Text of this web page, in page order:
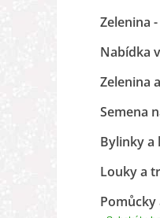
Zelenina
Nabídka
Zelenina
Semena
Bylinky a
Louky a